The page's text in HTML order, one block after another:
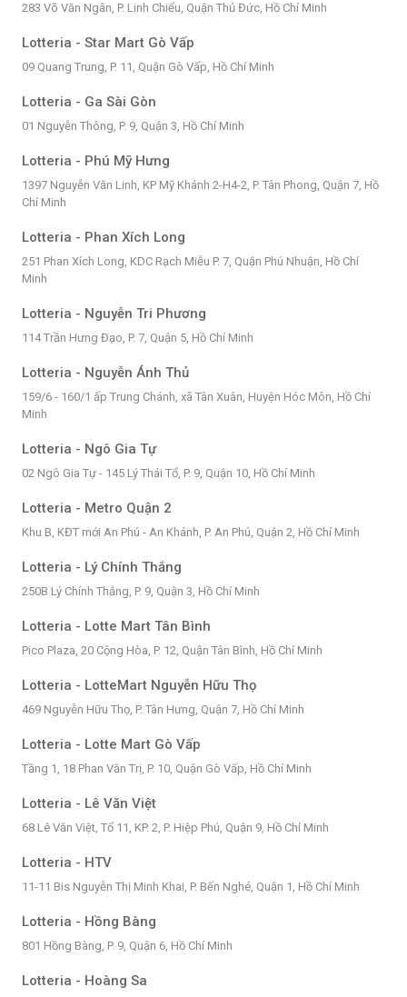
283 Võ Văn Ngân, P. Linh Chiểu, Quận Thủ Đức, Hồ Chí Minh
Lotteria - Star Mart Gò Vấp
09 Quang Trung, P. 11, Quận Gò Vấp, Hồ Chí Minh
Lotteria - Ga Sài Gòn
01 Nguyễn Thông, P. 9, Quận 3, Hồ Chí Minh
Lotteria - Phú Mỹ Hưng
1397 Nguyễn Văn Linh, KP Mỹ Khánh 2-H4-2, P. Tân Phong, Quận 7, Hồ
Chí Minh
Lotteria - Phan Xích Long
251 Phan Xích Long, KDC Rạch Miễu P. 7, Quận Phú Nhuận, Hồ Chí
Minh
Lotteria - Nguyễn Tri Phương
114 Trần Hưng Đạo, P. 7, Quận 5, Hồ Chí Minh
Lotteria - Nguyễn Ánh Thủ
159/6 - 160/1 ấp Trung Chánh, xã Tân Xuân, Huyện Hóc Môn, Hồ Chí
Minh
Lotteria - Ngô Gia Tự
02 Ngô Gia Tự - 145 Lý Thái Tổ, P. 9, Quận 10, Hồ Chí Minh
Lotteria - Metro Quận 2
Khu B, KĐT mới An Phú - An Khánh, P. An Phú, Quận 2, Hồ Chí Minh
Lotteria - Lý Chính Thắng
250B Lý Chính Thắng, P. 9, Quận 3, Hồ Chí Minh
Lotteria - Lotte Mart Tân Bình
Pico Plaza, 20 Cộng Hòa, P. 12, Quận Tân Bình, Hồ Chí Minh
Lotteria - LotteMart Nguyễn Hữu Thọ
469 Nguyễn Hữu Thọ, P. Tân Hưng, Quận 7, Hồ Chí Minh
Lotteria - Lotte Mart Gò Vấp
Tầng 1, 18 Phan Văn Trị, P. 10, Quận Gò Vấp, Hồ Chí Minh
Lotteria - Lê Văn Việt
68 Lê Văn Việt, Tổ 11, KP. 2, P. Hiệp Phú, Quận 9, Hồ Chí Minh
Lotteria - HTV
11-11 Bis Nguyễn Thị Minh Khai, P. Bến Nghé, Quận 1, Hồ Chí Minh
Lotteria - Hồng Bàng
801 Hồng Bàng, P. 9, Quận 6, Hồ Chí Minh
Lotteria - Hoàng Sa